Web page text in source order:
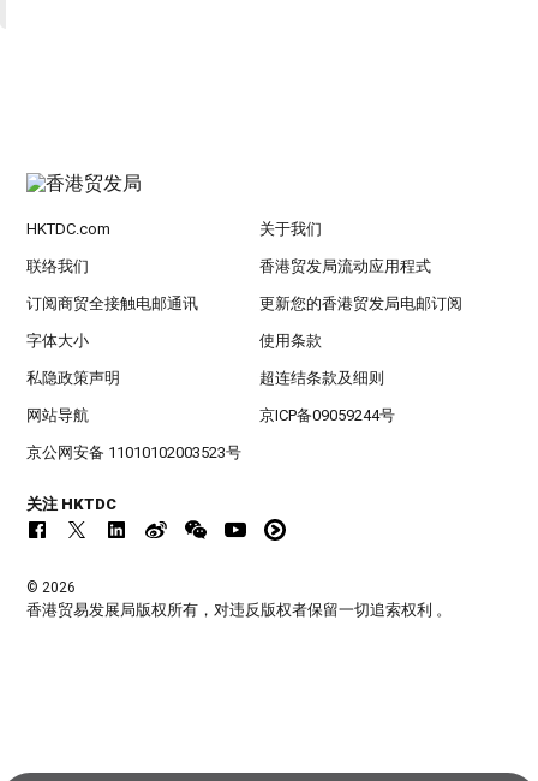
HKTDC.com 关于我们
联络我们 香港贸发局流动应用程式
订阅商贸全接触电邮通讯 更新您的香港贸发局电邮订阅
字体大小 使用条款
私隐政策声明 超连结条款及细则
网站导航 京ICP备09059244号
京公网安备 11010102003523号
关注 HKTDC
© 2026
香港贸易发展局版权所有，对违反版权者保留一切追索权利 。